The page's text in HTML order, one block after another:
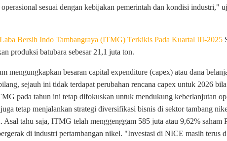
sesuai dengan kebijakan pemerintah dan kondisi industri,"
Bersih Indo Tambangraya (ITMG) Terkikis Pada Kuartal III-2025
produksi batubara sebesar 21,1 juta ton.
mengungkapkan besaran capital expenditure (capex) atau dana
sejauh ini tidak terdapat perubahan rencana capex untuk 2026
pada tahun ini tetap difokuskan untuk mendukung keberlanjutan
tetap menjalankan strategi diversifikasi bisnis di sektor tambang
Asal tahu saja, ITMG telah menggenggam 585 juta atau 9,62%
di industri pertambangan nikel. "Investasi di NICE masih terus